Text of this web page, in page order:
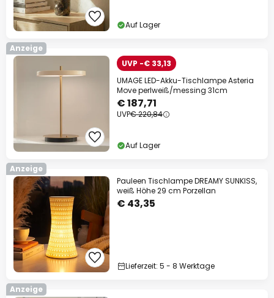
Auf Lager
Anzeige
UVP -€ 33,13
UMAGE LED-Akku-Tischlampe Asteria
Move perlweiß/messing 31cm
€ 187,71
UVP€ 220,84
Auf Lager
Anzeige
Pauleen Tischlampe DREAMY SUNKISS,
weiß Höhe 29 cm Porzellan
€ 43,35
Lieferzeit: 5 - 8 Werktage
Anzeige